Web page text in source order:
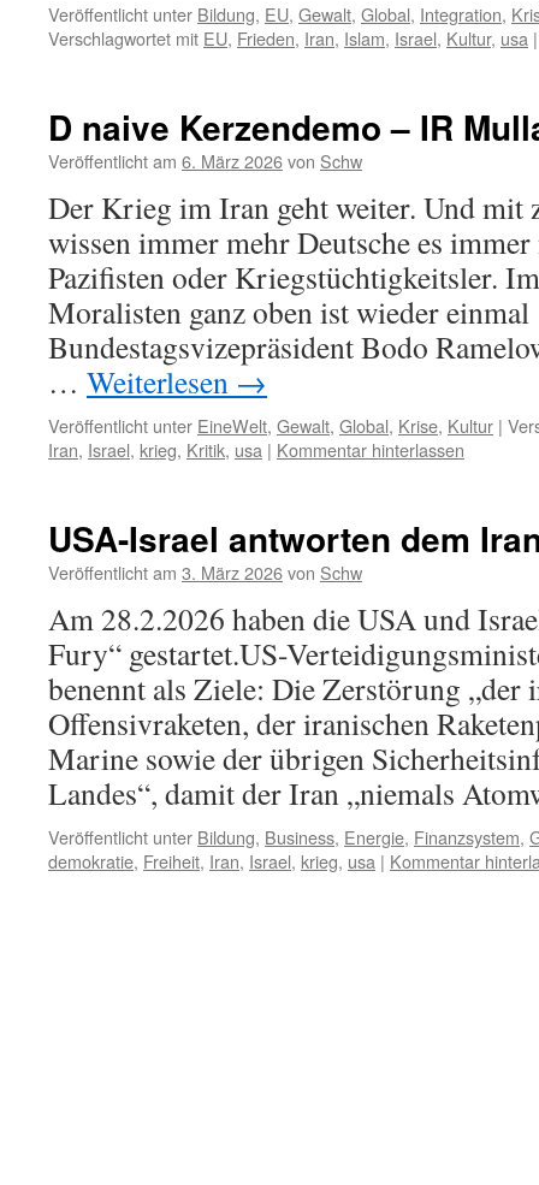
Veröffentlicht unter Bildung, EU, Gewalt, Global, Integration,
Verschlagwortet mit EU, Frieden, Iran, Islam, Israel, Kultur, usa |
D naive Kerzendemo – IR
Veröffentlicht am 6. März 2026von Schw
Der Krieg im Iran geht weiter. Und mit
wissen immer mehr Deutsche es
Pazifisten oder Kriegstüchtigkeitsler.
Moralisten ganz oben ist wieder einmal
Bundestagsvizepräsident Bodo
… Weiterlesen →
Veröffentlicht unter EineWelt, Gewalt, Global, Krise, Kultur |
Iran, Israel, krieg, Kritik, usa | Kommentar hinterlassen
USA-Israel antworten dem
Veröffentlicht am 3. März 2026von Schw
Am 28.2.2026 haben die USA und
Fury“ gestartet.US-
benennt als Ziele: Die Zerstörung „der
Offensivraketen, der iranischen
Marine sowie der übrigen
Landes“, damit der Iran „niemals
Veröffentlicht unter Bildung, Business, Energie, Finanzsystem,
demokratie, Freiheit, Iran, Israel, krieg, usa | Kommentar